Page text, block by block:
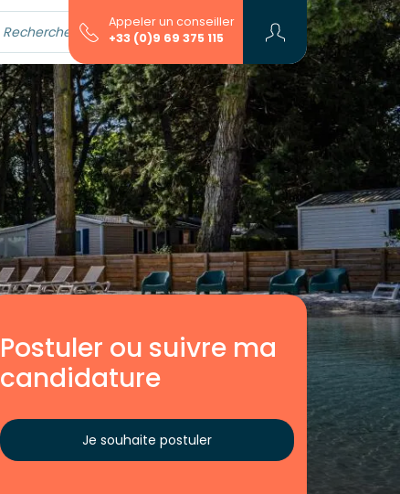
Rechercher avec l'assistant...
Appeler un conseiller
+33 (0)9 69 375 115
Postuler ou suivre ma
candidature
Je souhaite postuler